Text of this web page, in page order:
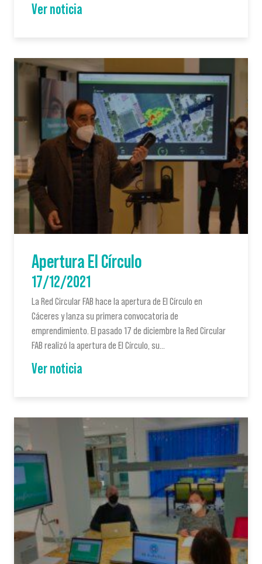
Ver noticia
Apertura El Círculo
17/12/2021
La Red Circular FAB hace la apertura de El Círculo en
Cáceres y lanza su primera convocatoria de
emprendimiento. El pasado 17 de diciembre la Red Circular
FAB realizó la apertura de El Círculo, su…
Ver noticia